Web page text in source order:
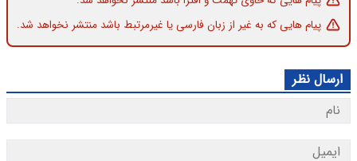
پیام هایی که به غیر از زبان فارسی یا غیرمرتبط باشد منتشر نخواهد شد.
ارسال نظر